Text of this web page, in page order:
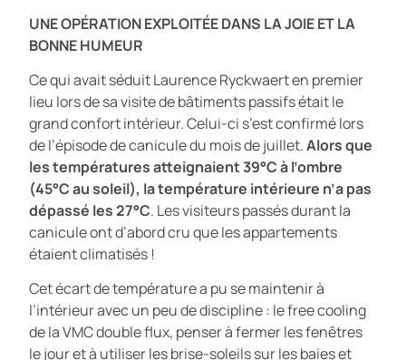
UNE OPÉRATION EXPLOITÉE DANS LA JOIE ET LA
BONNE HUMEUR
Ce qui avait séduit Laurence Ryckwaert en premier
lieu lors de sa visite de bâtiments passifs était le
grand confort intérieur. Celui-ci s’est confirmé lors
de l’épisode de canicule du mois de juillet.Alors que
les températures atteignaient 39°C à l’ombre
(45°C au soleil), la température intérieure n’a pas
dépassé les 27°C. Les visiteurs passés durant la
canicule ont d’abord cru que les appartements
étaient climatisés !
Cet écart de température a pu se maintenir à
l’intérieur avec un peu de discipline : le free cooling
de la VMC double flux, penser à fermer les fenêtres
le jour et à utiliser les brise-soleils sur les baies et